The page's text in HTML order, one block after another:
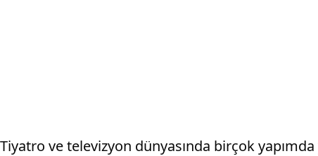
Tiyatro ve televizyon dünyasında birçok